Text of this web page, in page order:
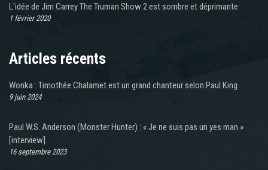
L'idée de Jim Carrey The Truman Show 2 est sombre et déprimante
1 février 2020
Articles récents
Wonka : Timothée Chalamet est un grand chanteur selon Paul King
9 juin 2024
Paul W.S. Anderson (Monster Hunter) : « Je ne suis pas un yes man »
[interview]
16 septembre 2023